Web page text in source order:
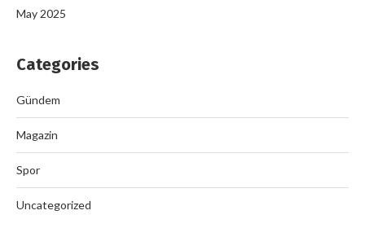
May 2025
Categories
Gündem
Magazin
Spor
Uncategorized